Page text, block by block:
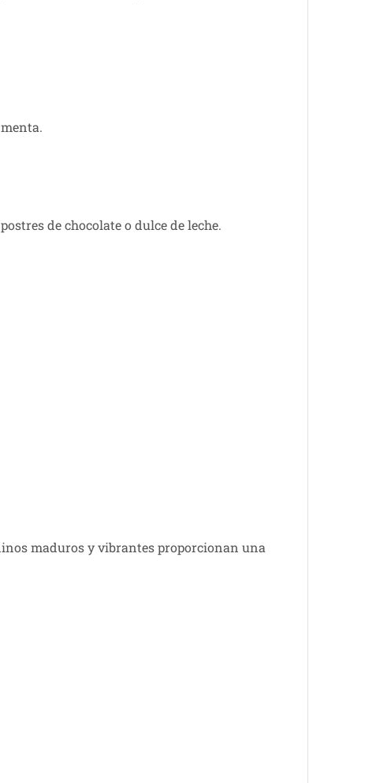
de chocolate o dulce de leche.
maduros y vibrantes proporcionan una